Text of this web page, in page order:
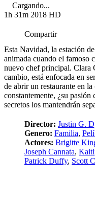
Cargando...
1h 31m 2018 HD
Compartir
Esta Navidad, la estación
animada cuando el famoso
nuevo chef principal. Clara
cambio, está enfocada en
de abrir un restaurante en
constantemente, ¿su
secretos los mantendrán
Director: Justin G.
Genero: Familia,
Actores: Brigitte
Joseph Cannata,
Patrick Duffy, Scott